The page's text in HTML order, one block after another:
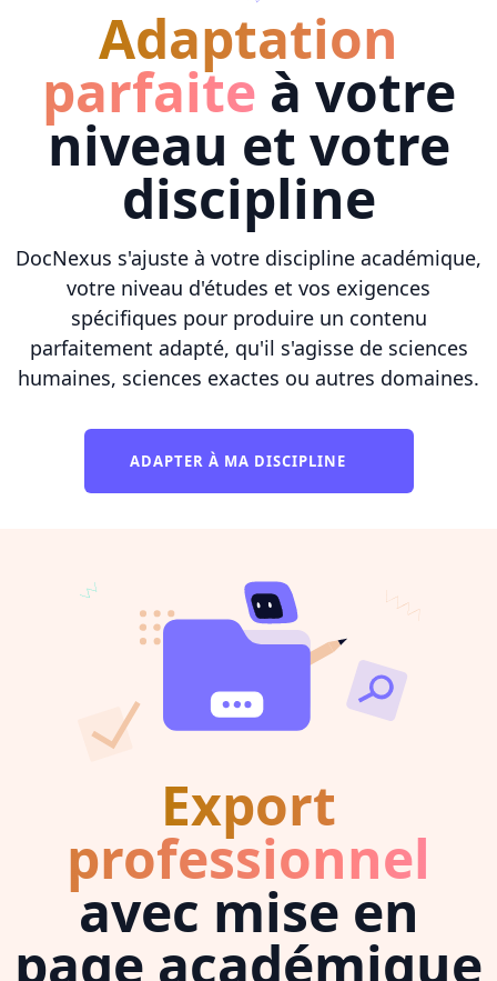
Adaptation
parfaite à votre
niveau et votre
discipline
DocNexus s'ajuste à votre discipline académique,
votre niveau d'études et vos exigences
spécifiques pour produire un contenu
parfaitement adapté, qu'il s'agisse de sciences
humaines, sciences exactes ou autres domaines.
ADAPTER À MA DISCIPLINE
Export
professionnel
avec mise en
page académique